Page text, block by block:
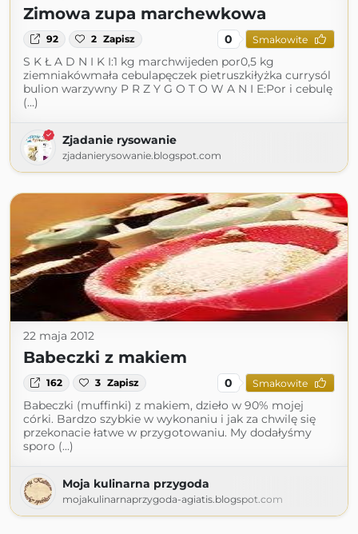
Zimowa zupa marchewkowa
92 2 Zapisz 0 Smakowite
S K Ł A D N I K I:1 kg marchwijeden por0,5 kg
ziemniakówmała cebulapęczek pietruszkiłyżka currysól
bulion warzywny P R Z Y G O T O W A N I E:Por i cebulę
(...)
Zjadanie rysowanie
zjadanierysowanie.blogspot.com
22 maja 2012
Babeczki z makiem
162 3 Zapisz 0 Smakowite
Babeczki (muffinki) z makiem, dzieło w 90% mojej
córki. Bardzo szybkie w wykonaniu i jak za chwilę się
przekonacie łatwe w przygotowaniu. My dodałyśmy
sporo (...)
Moja kulinarna przygoda
mojakulinarnaprzygoda-agiatis.blogspot.com